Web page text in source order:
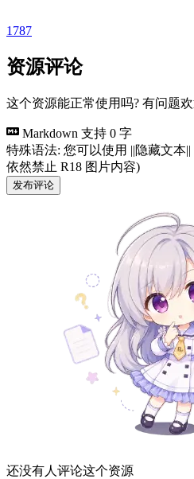
1787
资源评论
这个资源能正常使用吗? 有问题
Markdown 支持 0 字
特殊语法: 您可以使用 ||隐藏文本
依然禁止 R18 图片内容)
发布评论
还没有人评论这个资源